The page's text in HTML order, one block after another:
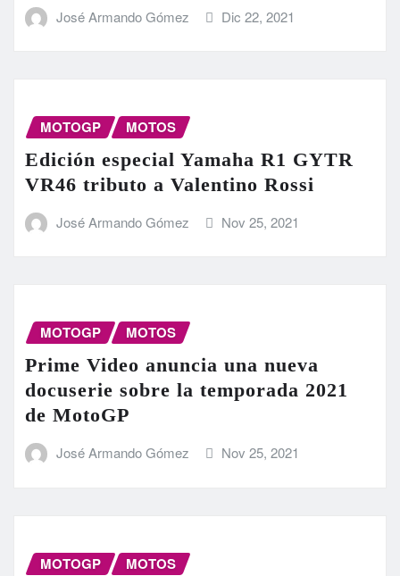
José Armando Gómez Dic 22, 2021
MOTOGP MOTOS
Edición especial Yamaha R1 GYTR
VR46 tributo a Valentino Rossi
José Armando Gómez Nov 25, 2021
MOTOGP MOTOS
Prime Video anuncia una nueva
docuserie sobre la temporada 2021
de MotoGP
José Armando Gómez Nov 25, 2021
MOTOGP MOTOS